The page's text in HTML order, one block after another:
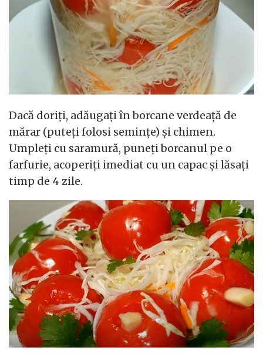
Dacă doriți, adăugați în borcane verdeață de
mărar (puteți folosi semințe) și chimen.
Umpleți cu saramură, puneți borcanul pe o
farfurie, acoperiți imediat cu un capac și lăsați
timp de 4 zile.